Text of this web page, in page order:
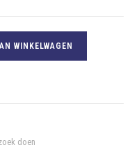
WINKELWAGEN
doen